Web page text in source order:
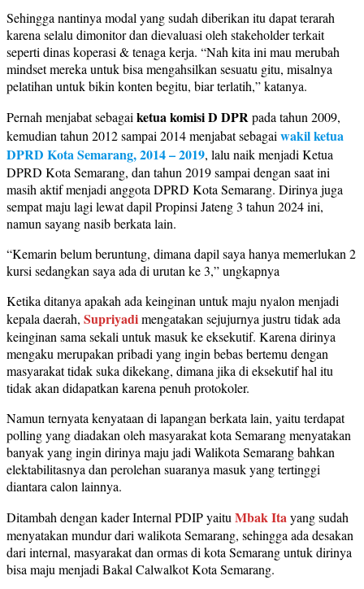
Sehingga nantinya modal yang sudah diberikan itu dapat terarah
karena selalu dimonitor dan dievaluasi oleh stakeholder terkait
seperti dinas koperasi & tenaga kerja. “Nah kita ini mau merubah
mindset mereka untuk bisa mengahsilkan sesuatu gitu, misalnya
pelatihan untuk bikin konten begitu, biar terlatih,” katanya.
Pernah menjabat sebagai ketua komisi D DPRpada tahun 2009,
kemudian tahun 2012 sampai 2014 menjabat sebagai wakil ketua
DPRD Kota Semarang, 2014 – 2019, lalu naik menjadi Ketua
DPRD Kota Semarang, dan tahun 2019 sampai dengan saat ini
masih aktif menjadi anggota DPRD Kota Semarang. Dirinya juga
sempat maju lagi lewat dapil Propinsi Jateng 3 tahun 2024 ini,
namun sayang nasib berkata lain.
“Kemarin belum beruntung, dimana dapil saya hanya memerlukan 2
kursi sedangkan saya ada di urutan ke 3,” ungkapnya
Ketika ditanya apakah ada keinginan untuk maju nyalon menjadi
kepala daerah, Supriyadimengatakan sejujurnya justru tidak ada
keinginan sama sekali untuk masuk ke eksekutif. Karena dirinya
mengaku merupakan pribadi yang ingin bebas bertemu dengan
masyarakat tidak suka dikekang, dimana jika di eksekutif hal itu
tidak akan didapatkan karena penuh protokoler.
Namun ternyata kenyataan di lapangan berkata lain, yaitu terdapat
polling yang diadakan oleh masyarakat kota Semarang menyatakan
banyak yang ingin dirinya maju jadi Walikota Semarang bahkan
elektabilitasnya dan perolehan suaranya masuk yang tertinggi
diantara calon lainnya.
Ditambah dengan kader Internal PDIP yaitu Mbak Itayang sudah
menyatakan mundur dari walikota Semarang, sehingga ada desakan
dari internal, masyarakat dan ormas di kota Semarang untuk dirinya
bisa maju menjadi Bakal Calwalkot Kota Semarang.